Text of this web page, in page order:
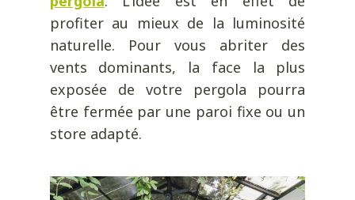
profiter au mieux de la luminosité
naturelle. Pour vous abriter des
vents dominants, la face la plus
exposée de votre pergola pourra
être fermée par une paroi fixe ou un
store adapté.